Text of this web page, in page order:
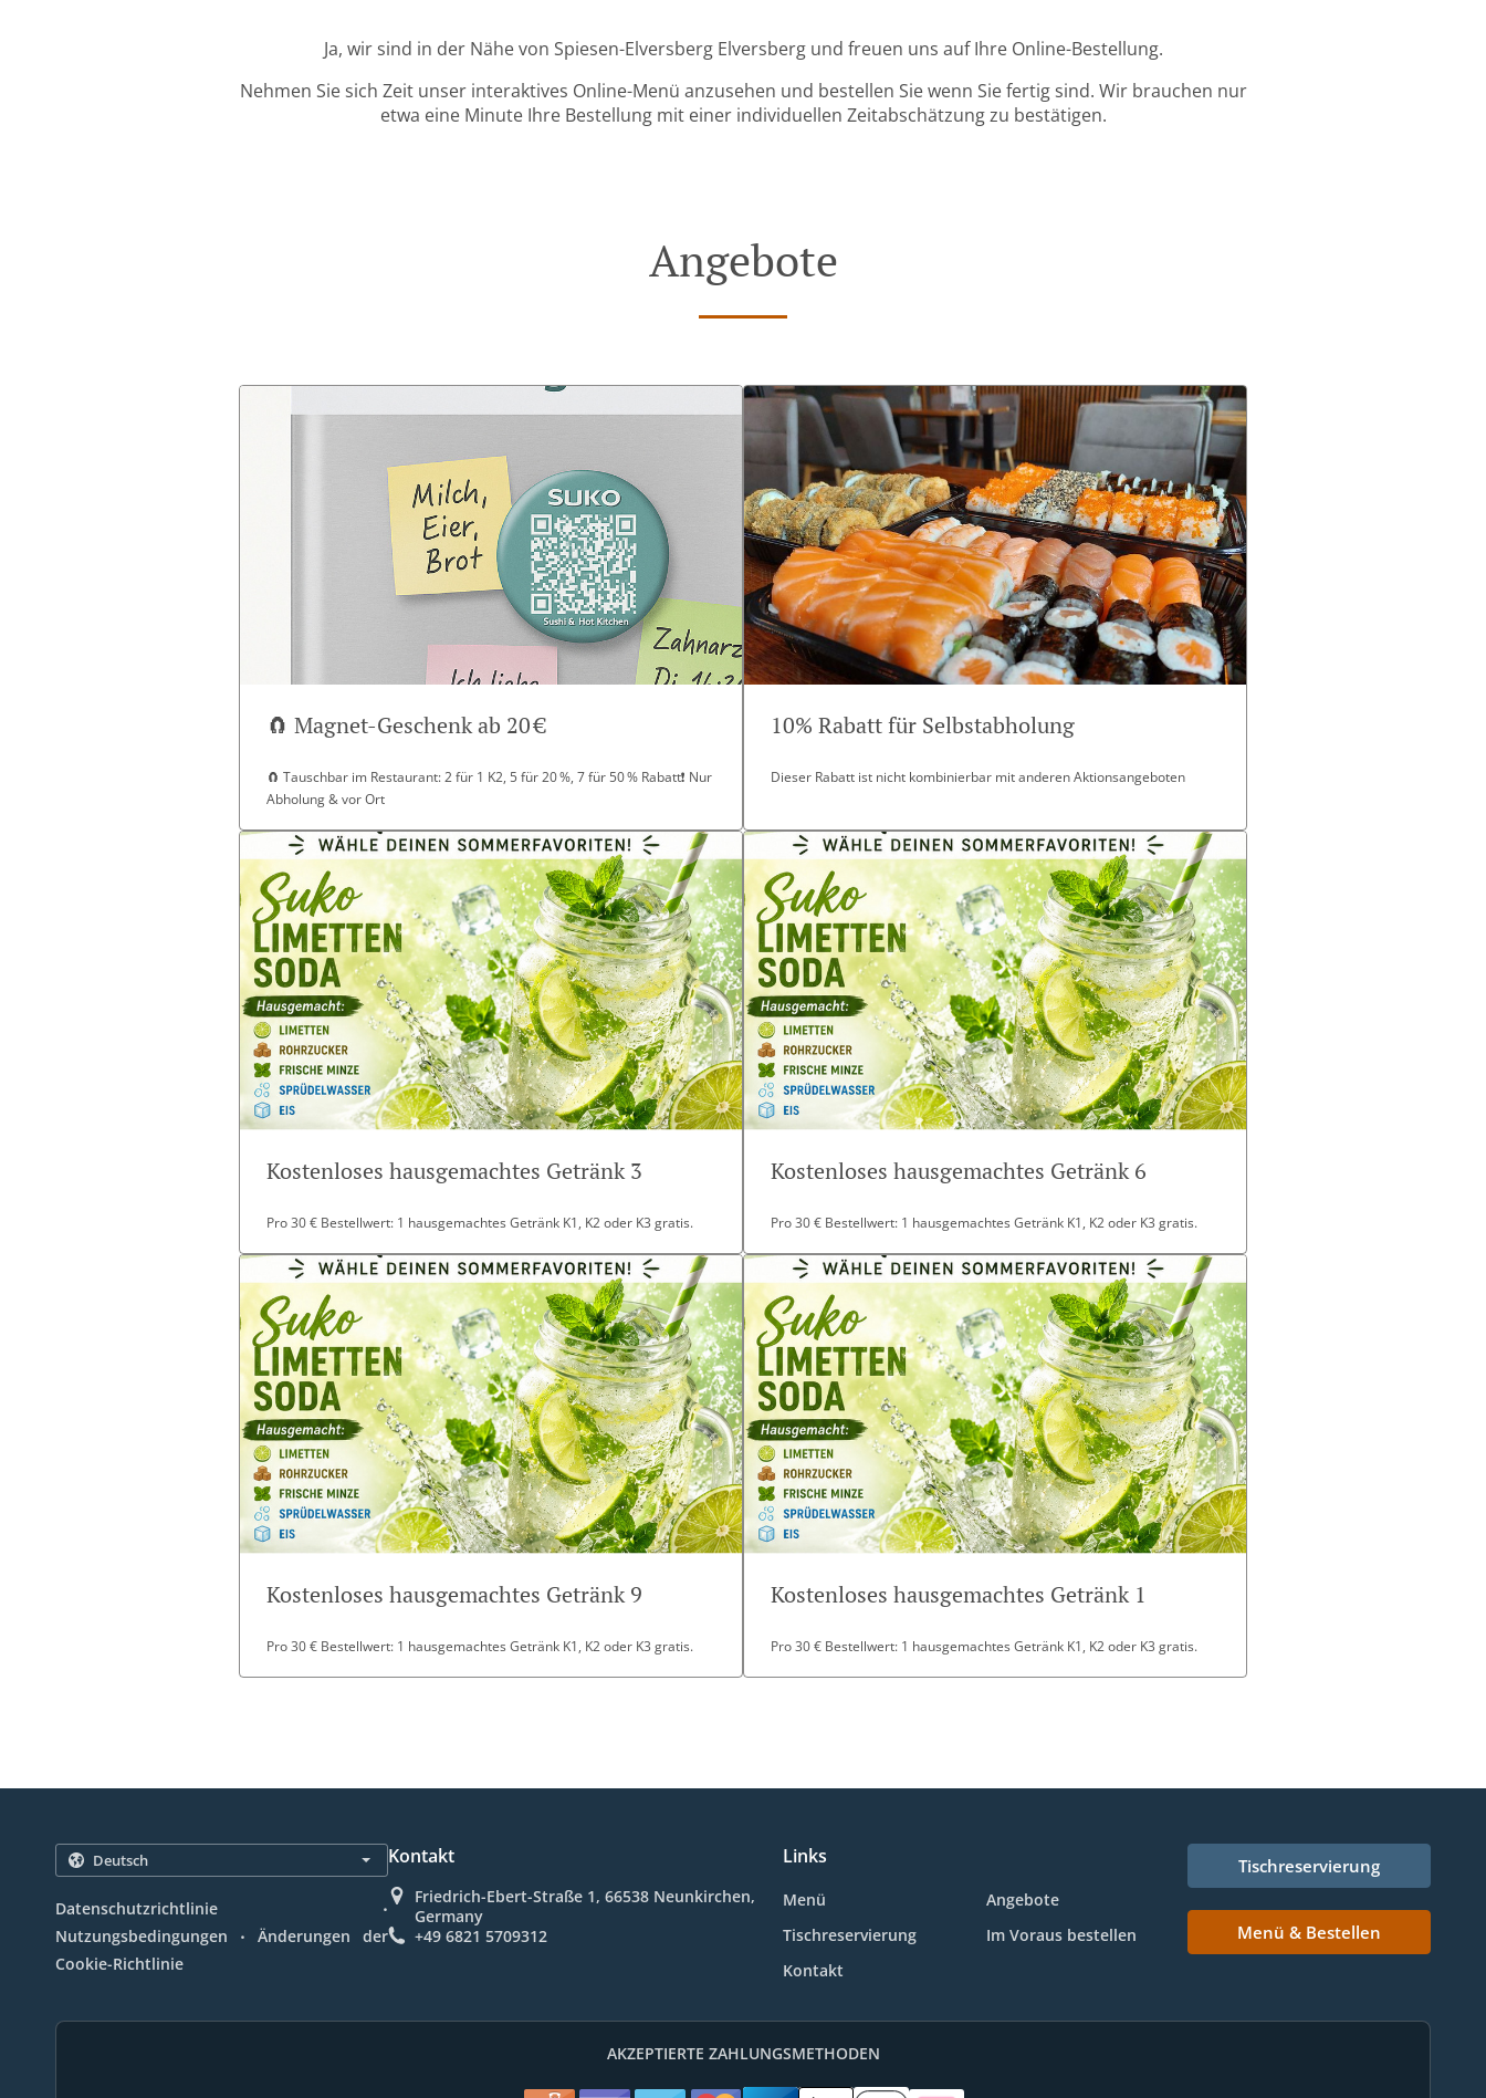
Ja, wir sind in der Nähe von Spiesen-Elversberg Elversberg und freuen uns auf Ihre Online-Bestellung.
Nehmen Sie sich Zeit unser interaktives Online-Menü anzusehen und bestellen Sie wenn Sie fertig sind. Wir brauchen nur
etwa eine Minute Ihre Bestellung mit einer individuellen Zeitabschätzung zu bestätigen.
Angebote
🧲 Magnet-Geschenk ab 20 €
🧲 Tauschbar im Restaurant: 2 für 1 K2, 5 für 20 %, 7 für 50 % Rabatt❗ Nur
Abholung & vor Ort
10% Rabatt für Selbstabholung
Dieser Rabatt ist nicht kombinierbar mit anderen Aktionsangeboten
Kostenloses hausgemachtes Getränk 3
Pro 30 € Bestellwert: 1 hausgemachtes Getränk K1, K2 oder K3 gratis.
Kostenloses hausgemachtes Getränk 6
Pro 30 € Bestellwert: 1 hausgemachtes Getränk K1, K2 oder K3 gratis.
Kostenloses hausgemachtes Getränk 9
Pro 30 € Bestellwert: 1 hausgemachtes Getränk K1, K2 oder K3 gratis.
Kostenloses hausgemachtes Getränk 1
Pro 30 € Bestellwert: 1 hausgemachtes Getränk K1, K2 oder K3 gratis.
Datenschutzrichtlinie .
Nutzungsbedingungen .
Änderungen der
Cookie-Richtlinie
Kontakt
Friedrich-Ebert-Straße 1, 66538 Neunkirchen,
Germany
+49 6821 5709312
Links
Menü
Angebote
Tischreservierung
Im Voraus bestellen
Kontakt
Tischreservierung
Menü & Bestellen
AKZEPTIERTE ZAHLUNGSMETHODEN